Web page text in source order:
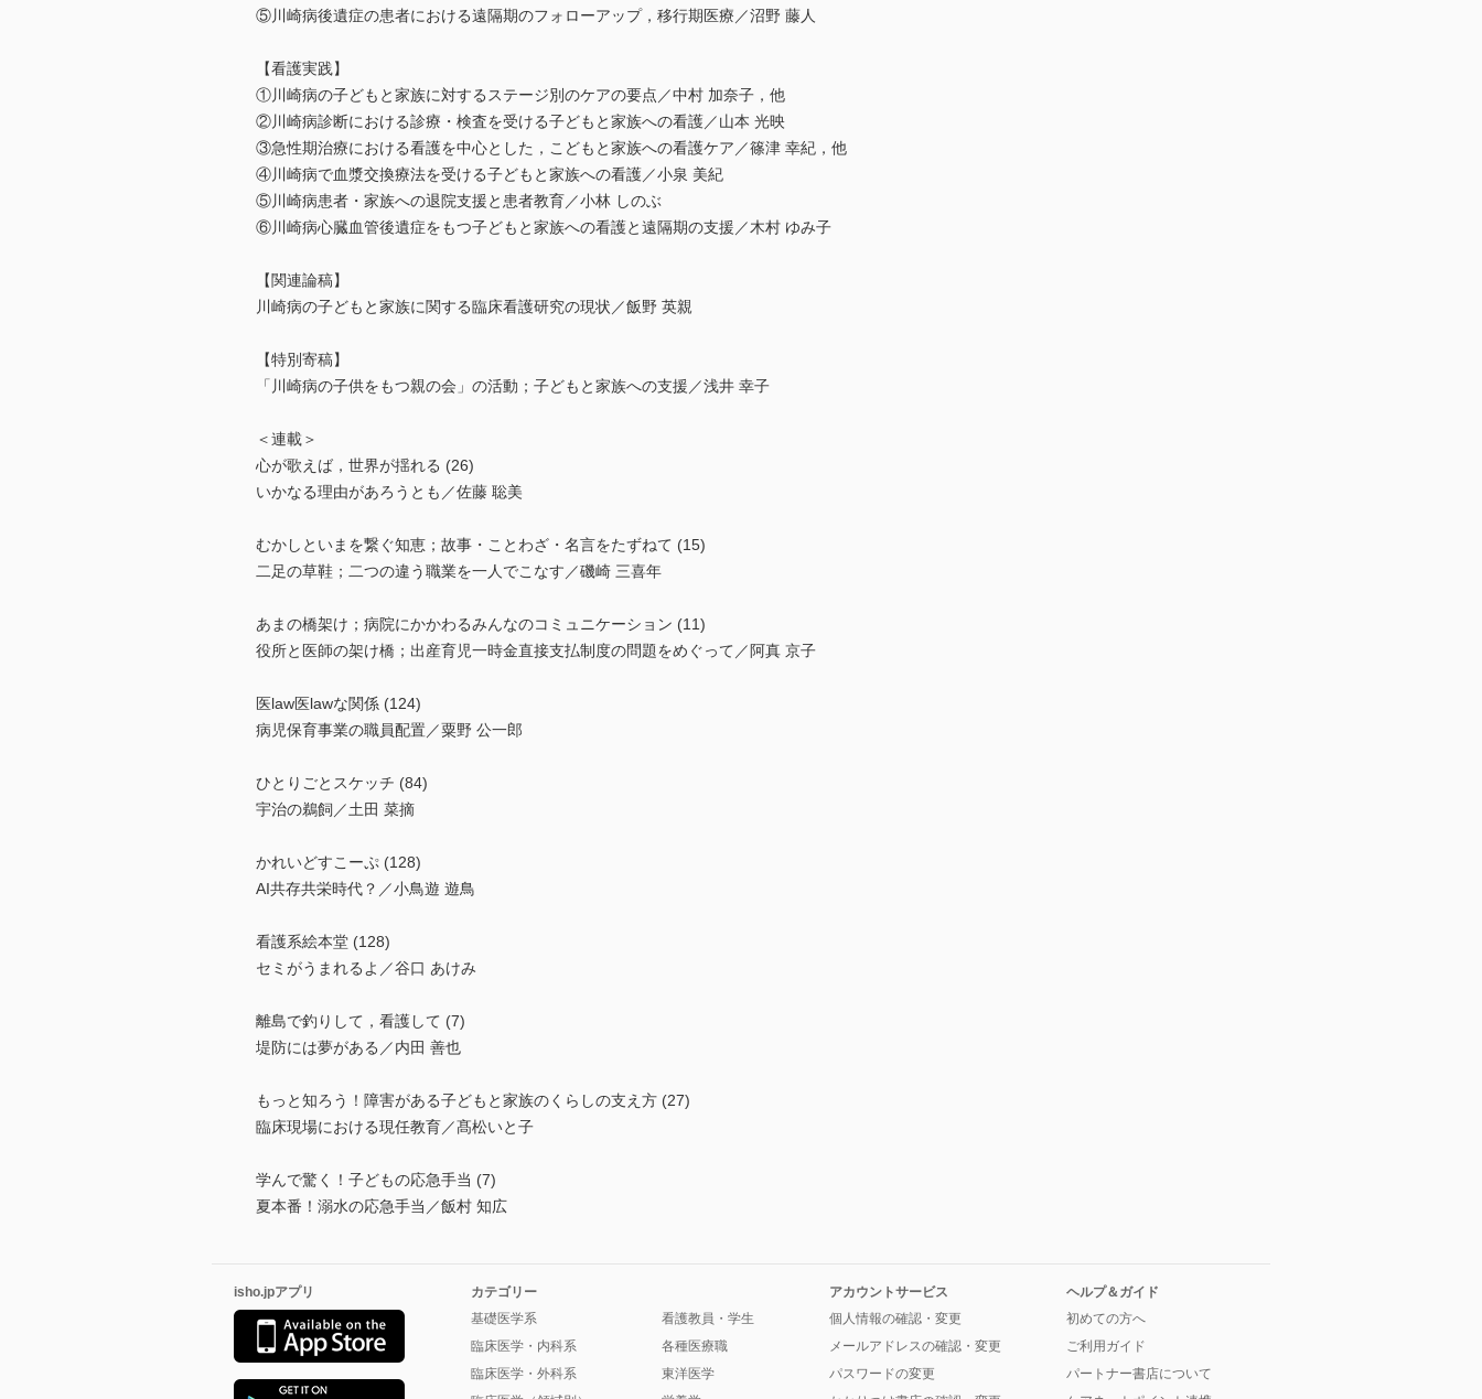
⑤川崎病後遺症の患者における遠隔期のフォローアップ，移行期医療／沼野 藤人
【看護実践】
①川崎病の子どもと家族に対するステージ別のケアの要点／中村 加奈子，他
②川崎病診断における診療・検査を受ける子どもと家族への看護／山本 光映
③急性期治療における看護を中心とした，こどもと家族への看護ケア／篠津 幸紀，他
④川崎病で血漿交換療法を受ける子どもと家族への看護／小泉 美紀
⑤川崎病患者・家族への退院支援と患者教育／小林 しのぶ
⑥川崎病心臓血管後遺症をもつ子どもと家族への看護と遠隔期の支援／木村 ゆみ子
【関連論稿】
川崎病の子どもと家族に関する臨床看護研究の現状／飯野 英親
【特別寄稿】
「川崎病の子供をもつ親の会」の活動；子どもと家族への支援／浅井 幸子
＜連載＞
心が歌えば，世界が揺れる (26)
いかなる理由があろうとも／佐藤 聡美
むかしといまを繋ぐ知恵；故事・ことわざ・名言をたずねて (15)
二足の草鞋；二つの違う職業を一人でこなす／磯崎 三喜年
あまの橋架け；病院にかかわるみんなのコミュニケーション (11)
役所と医師の架け橋；出産育児一時金直接支払制度の問題をめぐって／阿真 京子
医law医lawな関係 (124)
病児保育事業の職員配置／粟野 公一郎
ひとりごとスケッチ (84)
宇治の鵜飼／土田 菜摘
かれいどすこーぷ (128)
AI共存共栄時代？／小鳥遊 遊鳥
看護系絵本堂 (128)
セミがうまれるよ／谷口 あけみ
離島で釣りして，看護して (7)
堤防には夢がある／内田 善也
もっと知ろう！障害がある子どもと家族のくらしの支え方 (27)
臨床現場における現任教育／髙松いと子
学んで驚く！子どもの応急手当 (7)
夏本番！溺水の応急手当／飯村 知広
isho.jpアプリ
カテゴリー
基礎医学系
臨床医学・内科系
臨床医学・外科系
看護教員・学生
各種医療職
東洋医学
アカウントサービス
個人情報の確認・変更
メールアドレスの確認・変更
パスワードの変更
ヘルプ＆ガイド
初めての方へ
ご利用ガイド
パートナー書店について